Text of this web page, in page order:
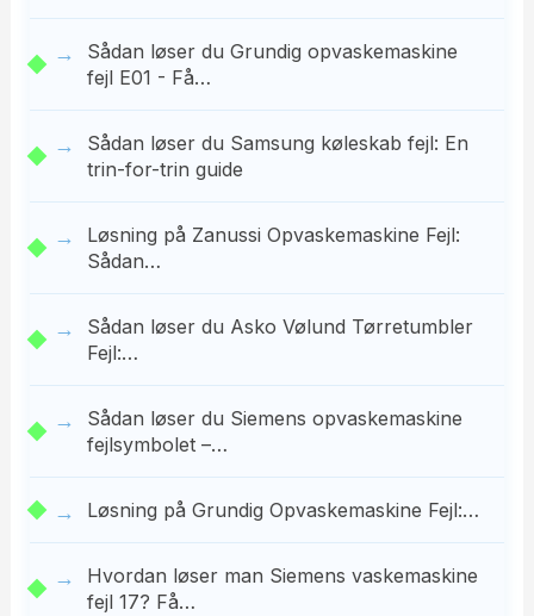
Sådan løser du Grundig opvaskemaskine
fejl E01 - Få…
Sådan løser du Samsung køleskab fejl: En
trin-for-trin guide
Løsning på Zanussi Opvaskemaskine Fejl:
Sådan…
Sådan løser du Asko Vølund Tørretumbler
Fejl:…
Sådan løser du Siemens opvaskemaskine
fejlsymbolet –…
Løsning på Grundig Opvaskemaskine Fejl:…
Hvordan løser man Siemens vaskemaskine
fejl 17? Få…